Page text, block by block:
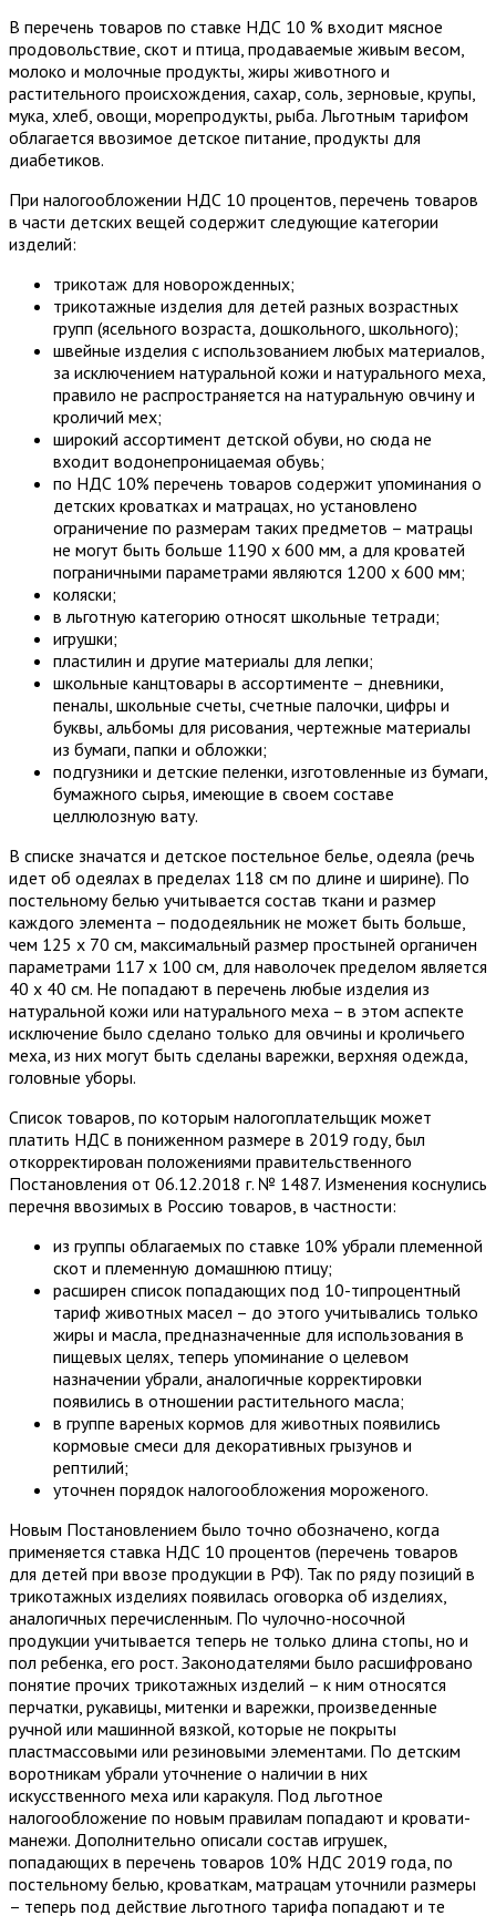
В перечень товаров по ставке НДС 10 % входит мясное
продовольствие, скот и птица, продаваемые живым весом,
молоко и молочные продукты, жиры животного и
растительного происхождения, сахар, соль, зерновые, крупы,
мука, хлеб, овощи, морепродукты, рыба. Льготным тарифом
облагается ввозимое детское питание, продукты для
диабетиков.
При налогообложении НДС 10 процентов, перечень товаров
в части детских вещей содержит следующие категории
изделий:
трикотаж для новорожденных;
трикотажные изделия для детей разных возрастных
групп (ясельного возраста, дошкольного, школьного);
швейные изделия с использованием любых материалов,
за исключением натуральной кожи и натурального меха,
правило не распространяется на натуральную овчину и
кроличий мех;
широкий ассортимент детской обуви, но сюда не
входит водонепроницаемая обувь;
по НДС 10% перечень товаров содержит упоминания о
детских кроватках и матрацах, но установлено
ограничение по размерам таких предметов – матрацы
не могут быть больше 1190 х 600 мм, а для кроватей
пограничными параметрами являются 1200 х 600 мм;
коляски;
в льготную категорию относят школьные тетради;
игрушки;
пластилин и другие материалы для лепки;
школьные канцтовары в ассортименте – дневники,
пеналы, школьные счеты, счетные палочки, цифры и
буквы, альбомы для рисования, чертежные материалы
из бумаги, папки и обложки;
подгузники и детские пеленки, изготовленные из бумаги,
бумажного сырья, имеющие в своем составе
целлюлозную вату.
В списке значатся и детское постельное белье, одеяла (речь
идет об одеялах в пределах 118 см по длине и ширине). По
постельному белью учитывается состав ткани и размер
каждого элемента – пододеяльник не может быть больше,
чем 125 х 70 см, максимальный размер простыней органичен
параметрами 117 х 100 см, для наволочек пределом является
40 х 40 см. Не попадают в перечень любые изделия из
натуральной кожи или натурального меха – в этом аспекте
исключение было сделано только для овчины и кроличьего
меха, из них могут быть сделаны варежки, верхняя одежда,
головные уборы.
Список товаров, по которым налогоплательщик может
платить НДС в пониженном размере в 2019 году, был
откорректирован положениями правительственного
Постановления от 06.12.2018 г. № 1487. Изменения коснулись
перечня ввозимых в Россию товаров, в частности:
из группы облагаемых по ставке 10% убрали племенной
скот и племенную домашнюю птицу;
расширен список попадающих под 10-типроцентный
тариф животных масел – до этого учитывались только
жиры и масла, предназначенные для использования в
пищевых целях, теперь упоминание о целевом
назначении убрали, аналогичные корректировки
появились в отношении растительного масла;
в группе вареных кормов для животных появились
кормовые смеси для декоративных грызунов и
рептилий;
уточнен порядок налогообложения мороженого.
Новым Постановлением было точно обозначено, когда
применяется ставка НДС 10 процентов (перечень товаров
для детей при ввозе продукции в РФ). Так по ряду позиций в
трикотажных изделиях появилась оговорка об изделиях,
аналогичных перечисленным. По чулочно-носочной
продукции учитывается теперь не только длина стопы, но и
пол ребенка, его рост. Законодателями было расшифровано
понятие прочих трикотажных изделий – к ним относятся
перчатки, рукавицы, митенки и варежки, произведенные
ручной или машинной вязкой, которые не покрыты
пластмассовыми или резиновыми элементами. По детским
воротникам убрали уточнение о наличии в них
искусственного меха или каракуля. Под льготное
налогообложение по новым правилам попадают и кровати-
манежи. Дополнительно описали состав игрушек,
попадающих в перечень товаров 10% НДС 2019 года, по
постельному белью, кроваткам, матрацам уточнили размеры
– теперь под действие льготного тарифа попадают и те